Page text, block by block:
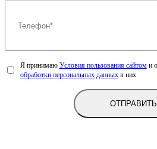
Тип привода
ПОДВЕСКА
Я принимаю Условия пользования сайтоми
обработки персональных данныхв них